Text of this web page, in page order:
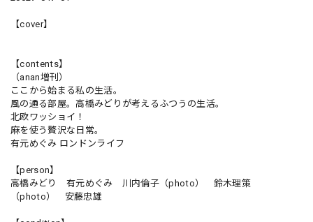
【cover】
【contents】
（anan増刊）
ここから始まる私の生活。
風の通る部屋。高橋みどりが考えるふつうの生活。
北欧ワッショイ！
麻を使う贅沢な日常。
有元めぐみ ロンドンライフ
【person】
高橋みどり 有元めぐみ 川内倫子（photo） 鈴木理策
（photo） 安藤忠雄